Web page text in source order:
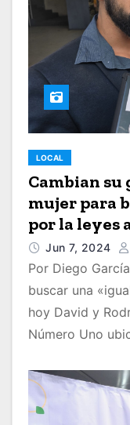
LOCAL
Cambian su
mujer para
por la leyes
ver a su
Jun 7, 2024
Por Diego
buscar una
hoy David y
Número Uno